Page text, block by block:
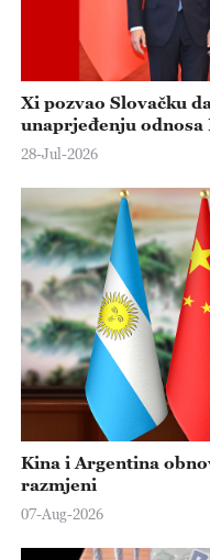
Xi pozvao Slovačku
unaprjeđenju odnosa
28-Jul-2026
Kina i Argentina
razmjeni
07-Aug-2026